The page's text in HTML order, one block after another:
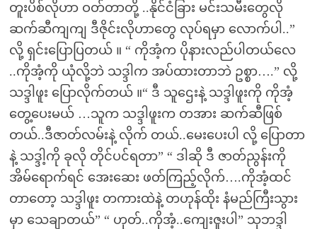
တူးပိစ်လိုဟာ ဝတ်တာတို့ ..နိုင်ငံခြား မင်းသမီးတွေလို
ဆက်ဆီကျကျ ဒီဇိုင်းလိုဟာတွေ လုပ်ရမှာ လောက်ပါ..”
လို့ ရှင်းပြောပြတယ် ။ “ ကိုအံ့က ပိုနားလည်ပါတယ်လေ
..ကိုအံ့ကို ယုံလို့ဘဲ သဒ္ဒါက အပ်ထားတာဘဲ ဥစ္စာ….” လို့
သဒ္ဒါဖူး ပြောလိုက်တယ် ။“ ဒီ သူဌေးနဲ့ သဒ္ဒါဖူးကို ကိုအံ့
တွေ့ပေးမယ် …သူက သဒ္ဒါဖူးက တအား ဆက်ဆီဖြစ်
တယ်..ဒီဇာတ်လမ်းနဲ့ လိုက် တယ်..မေးပေးပါ လို့ ပြောတာ
နဲ့ သဒ္ဒါ့ကို ခုလို တိုင်ပင်ရတာ” “ ဒါဆို ဒီ ဇာတ်ညွန်းကို
အိမ်ရောက်ရင် အေးဆေး ဖတ်ကြည့်လိုက်….ကိုအံ့ထင်
တာတော့ သဒ္ဒါဖူး တကားထဲနဲ့ တဟုန်ထိုး နံမည်ကြီးသွား
မှာ သေချာတယ်” “ ဟုတ်..ကိုအံ့..ကျေးဇူးပါ” သုဘဒ္ဒါ